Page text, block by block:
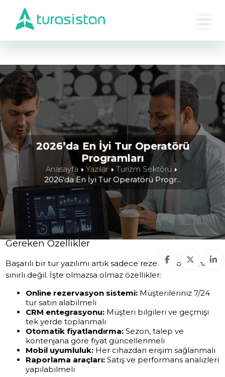
2026’da En İyi Tur Operatörü
Programları
Anasayfa Yazılar
Turizm Sektörü
2026’da En İyi Tur Operatörü Progr...
2026’da En İyi Tur Operatörü Programları
Turizm sektörü 2026 yılında dijitalleşmenin zirvesine
ulaşmış durumda. Artık manuel süreçlerle rekabet
etmek neredeyse imkânsız. Bu yüzden doğru tur
operatörü programını seçmek, hem operasyonel
verimlilik hem de müşteri memnuniyeti açısından kritik
hale geldi.
Peki, 2026’da en iyi tur operatörü programları hangi
özelliklere sahip?
Modern Tur Operatörü Yazılımlarında Olması
Gereken Özellikler
Başarılı bir tur yazılımı artık sadece rezervasyon almakla
sınırlı değil. İşte olmazsa olmaz özellikler:
Online rezervasyon sistemi: Müşterileriniz 7/24
tur satın alabilmeli
CRM entegrasyonu: Müşteri bilgileri ve geçmişi
tek yerde toplanmalı
Otomatik fiyatlandırma: Sezon, talep ve
kontenjana göre fiyat güncellenmeli
Mobil uyumluluk: Her cihazdan erişim sağlanmalı
Raporlama araçları: Satış ve performans analizleri
yapılabilmeli